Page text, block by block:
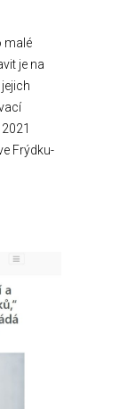
malé
je na
Frýdku-